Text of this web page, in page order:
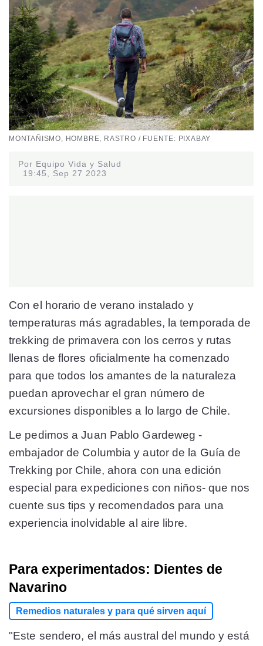
MONTAÑISMO, HOMBRE, RASTRO / FUENTE: PIXABAY
Por Equipo Vida y Salud
19:45, Sep 27 2023
Con el horario de verano instalado y
temperaturas más agradables, la temporada de
trekking de primavera con los cerros y rutas
llenas de flores oficialmente ha comenzado
para que todos los amantes de la naturaleza
puedan aprovechar el gran número de
excursiones disponibles a lo largo de Chile.
Le pedimos a Juan Pablo Gardeweg -
embajador de Columbia y autor de la Guía de
Trekking por Chile, ahora con una edición
especial para expediciones con niños- que nos
cuente sus tips y recomendados para una
experiencia inolvidable al aire libre.
Para experimentados: Dientes de
Navarino
Remedios naturales y para qué sirven aquí
"Este sendero, el más austral del mundo y está